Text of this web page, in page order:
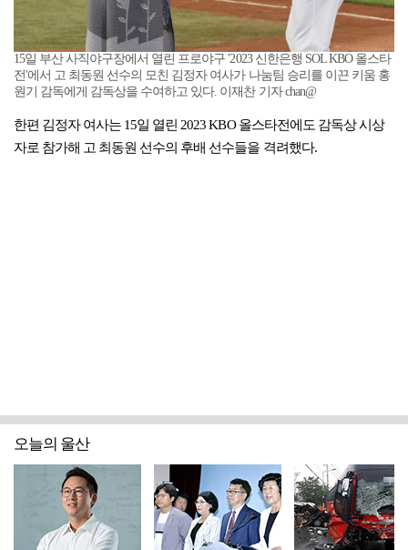
15일 부산 사직야구장에서 열린 프로야구 '2023 신한은행 SOL KBO 올스타
전'에서 고 최동원 선수의 모친 김정자 여사가 나눔팀 승리를 이끈 키움 홍
원기 감독에게 감독상을 수여하고 있다. 이재찬 기자 chan@
한편 김정자 여사는 15일 열린 2023 KBO 올스타전에도 감독상 시상
자로 참가해 고 최동원 선수의 후배 선수들을 격려했다.
오늘의 울산